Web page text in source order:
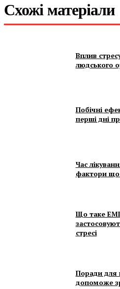
Схожі матеріали
Вплив
людського
Побічні
перші дні
Час
фактори що
Що таке
стресі
Поради для
допоможе